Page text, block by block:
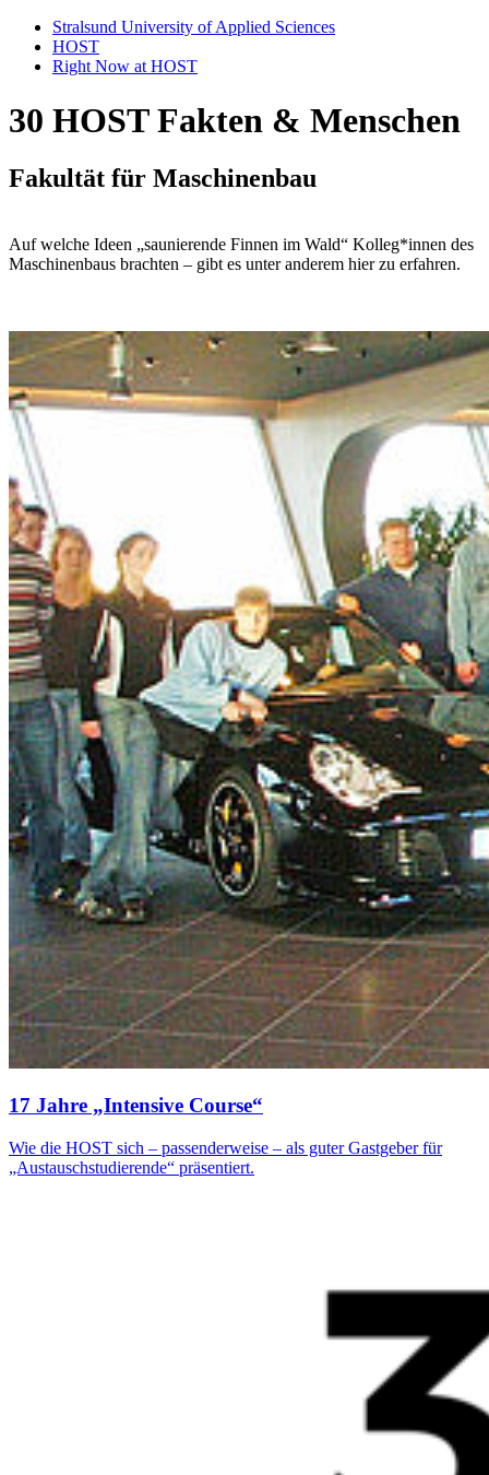
Stralsund University of Applied Sciences
HOST
Right Now at HOST
30 HOST Fak­ten & Men­schen
Fakultät für Maschi­nen­bau
Auf welche Ideen „saunierende Finnen im Wald“ Kolleg*innen des
Maschinenbaus brachten – gibt es unter anderem hier zu erfahren.
17 Jahre „In­ten­sive Course“
Wie die HOST sich – passenderweise – als guter Gastgeber für
„Austauschstudierende“ präsentiert.